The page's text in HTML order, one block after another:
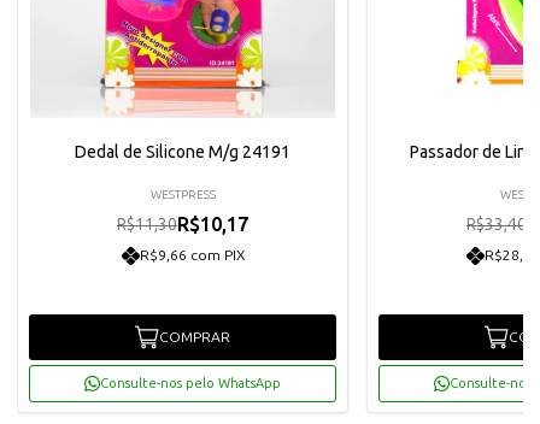
Dedal de Silicone M/g 24191
WESTPRESS
R$11,30R$10,17
R$9,66 com PIX
COMPRAR
Consulte-nos pelo WhatsApp
Passador de
R$33,40
Consulte-nos